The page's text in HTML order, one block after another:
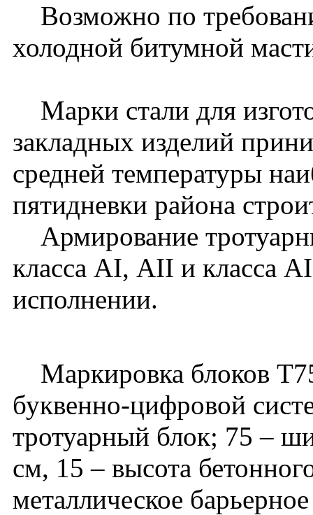
Возможно по
холодной битумной
Марки стали для
закладных изделий
средней температуры
пятидневки района
Армирование
класса АI, АII и класса
исполнении.
Маркировка блоков
буквенно-цифровой
тротуарный блок; 75 –
см, 15 – высота
металлическое